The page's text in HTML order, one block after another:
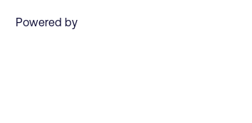
Powered by